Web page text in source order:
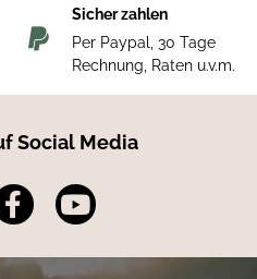
Sicher zahlen
Per Paypal, 30 Tage
Rechnung, Raten u.v.m.
Social Media